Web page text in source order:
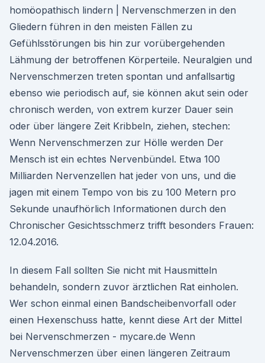
homöopathisch lindern | Nervenschmerzen in den
Gliedern führen in den meisten Fällen zu
Gefühlsstörungen bis hin zur vorübergehenden
Lähmung der betroffenen Körperteile. Neuralgien und
Nervenschmerzen treten spontan und anfallsartig
ebenso wie periodisch auf, sie können akut sein oder
chronisch werden, von extrem kurzer Dauer sein
oder über längere Zeit Kribbeln, ziehen, stechen:
Wenn Nervenschmerzen zur Hölle werden Der
Mensch ist ein echtes Nervenbündel. Etwa 100
Milliarden Nervenzellen hat jeder von uns, und die
jagen mit einem Tempo von bis zu 100 Metern pro
Sekunde unaufhörlich Informationen durch den
Chronischer Gesichtsschmerz trifft besonders Frauen:
12.04.2016.
In diesem Fall sollten Sie nicht mit Hausmitteln
behandeln, sondern zuvor ärztlichen Rat einholen.
Wer schon einmal einen Bandscheibenvorfall oder
einen Hexenschuss hatte, kennt diese Art der Mittel
bei Nervenschmerzen - mycare.de Wenn
Nervenschmerzen über einen längeren Zeitraum